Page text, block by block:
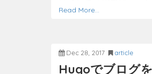
Read More…
Dec 28, 2017 article
Hugoでブログ